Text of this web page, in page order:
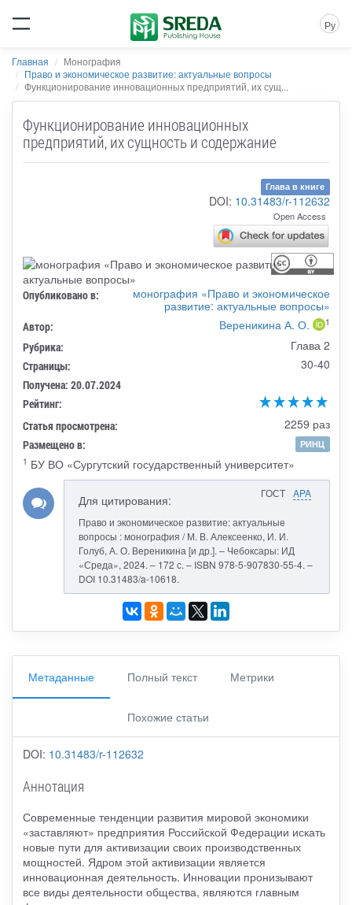
Ру
Главная
Монография
Право и экономическое развитие: актуальные вопросы
Функционирование инновационных предприятий, их сущ...
Функционирование инновационных
предприятий, их сущность и содержание
Глава в книге
DOI: 10.31483/r-112632
Open Access
Опубликовано в:
монография «Право и экономическое
развитие: актуальные вопросы»
Автор: Вереникина А. О. 1
Рубрика: Глава 2
Страницы: 30-40
Получена: 20.07.2024
Рейтинг:
Статья просмотрена:
2259 раз
Размещено в:
РИНЦ
1 БУ ВО «Сургутский государственный университет»
ГОСТ APA
Для цитирования:
Право и экономическое развитие: актуальные
вопросы : монография / М. В. Алексеенко, И. И.
Голуб, А. О. Вереникина [и др.]. – Чебоксары: ИД
«Среда», 2024. – 172 с. – ISBN 978-5-907830-55-4. –
DOI 10.31483/a-10618.
Метаданные Полный текст Метрики
Похожие статьи
DOI: 10.31483/r-112632
Аннотация
Современные тенденции развития мировой экономики
«заставляют» предприятия Российской Федерации искать
новые пути для активизации своих производственных
мощностей. Ядром этой активизации является
инновационная деятельность. Инновации пронизывают
все виды деятельности общества, являются главным